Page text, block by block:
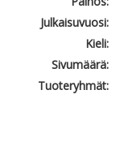
Julkaisuvuosi:
Kieli:
Sivumäärä:
Tuoteryhmät: